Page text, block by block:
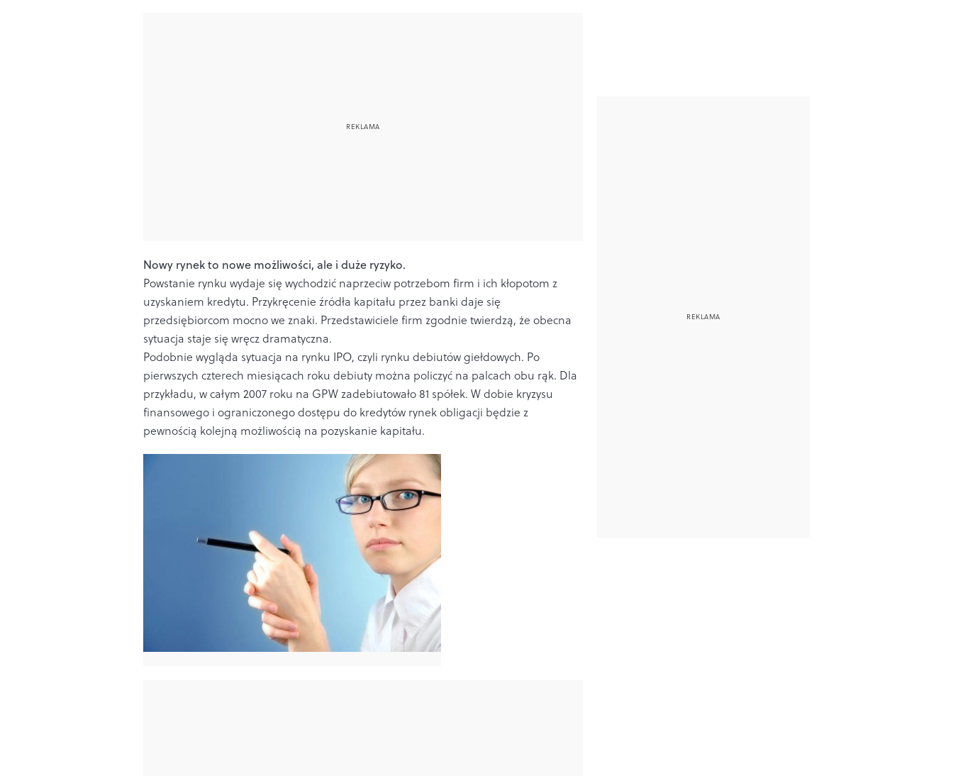
Nowy rynek to nowe możliwości, ale i duże ryzyko.
Powstanie rynku wydaje się wychodzić naprzeciw potrzebom firm i ich kłopotom z
uzyskaniem kredytu. Przykręcenie źródła kapitału przez banki daje się
przedsiębiorcom mocno we znaki. Przedstawiciele firm zgodnie twierdzą, że obecna
sytuacja staje się wręcz dramatyczna.
Podobnie wygląda sytuacja na rynku IPO, czyli rynku debiutów giełdowych. Po
pierwszych czterech miesiącach roku debiuty można policzyć na palcach obu rąk. Dla
przykładu, w całym 2007 roku na GPW zadebiutowało 81 spółek. W dobie kryzysu
finansowego i ograniczonego dostępu do kredytów rynek obligacji będzie z
pewnością kolejną możliwością na pozyskanie kapitału.